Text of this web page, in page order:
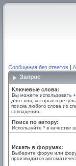
Сообщения без ответов |
Запрос
Ключевые слова:
Вы можете использовать +
для слов, которых в
поиска любого слова из
совпадения.
Поиск по автору:
Используйте * в качестве
Искать в форумах:
Выберите форум или
производится